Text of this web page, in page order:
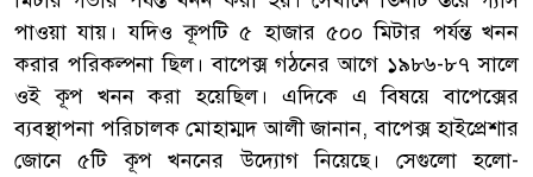
পাওয়া যায়। যদিও কূপটি ৫ হাজার ৫০০ মিটার পর্যন্ত খনন
করার পরিকল্পনা ছিল। বাপেক্স গঠনের আগে ১৯৮৬-৮৭ সালে
ওই কূপ খনন করা হয়েছিল। এদিকে এ বিষয়ে বাপেক্সের
ব্যবস্থাপনা পরিচালক মোহাম্মদ আলী জানান, বাপেক্স হাইপ্রেশার
জোনে ৫টি কূপ খননের উদ্যোগ নিয়েছে। সেগুলো হলো-